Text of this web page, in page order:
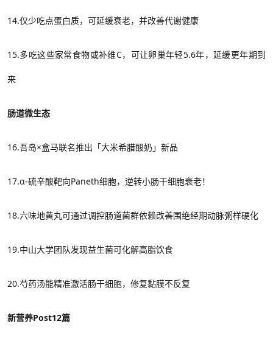
14.仅少吃点蛋白质，可延缓衰老，并改善代谢健康
15.多吃这些家常食物或补维C，可让卵巢年轻5.6年，延缓更年期到
来
肠道微生态
16.吾岛×盒马联名推出「大米希腊酸奶」新品
17.α-硫辛酸靶向Paneth细胞，逆转小肠干细胞衰老！
18.六味地黄丸可通过调控肠道菌群依赖改善围绝经期动脉粥样硬化
19.中山大学团队发现益生菌可化解高脂饮食
20.芍药汤能精准激活肠干细胞，修复黏膜不反复
新营养Post12篇